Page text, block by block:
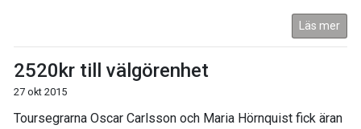
Läs mer
2520kr till välgörenhet
27 okt 2015
Toursegrarna Oscar Carlsson och Maria Hörnquist fick äran